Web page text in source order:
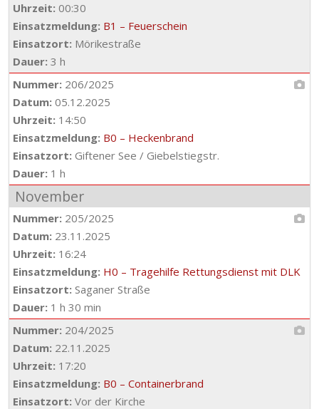
Uhrzeit: 00:30
Einsatzmeldung: B1 – Feuerschein
Einsatzort: Mörikestraße
Dauer: 3 h
Nummer: 206/2025
Datum: 05.12.2025
Uhrzeit: 14:50
Einsatzmeldung: B0 – Heckenbrand
Einsatzort: Giftener See / Giebelstiegstr.
Dauer: 1 h
November
Nummer: 205/2025
Datum: 23.11.2025
Uhrzeit: 16:24
Einsatzmeldung: H0 – Tragehilfe Rettungsdienst mit DLK
Einsatzort: Saganer Straße
Dauer: 1 h 30 min
Nummer: 204/2025
Datum: 22.11.2025
Uhrzeit: 17:20
Einsatzmeldung: B0 – Containerbrand
Einsatzort: Vor der Kirche